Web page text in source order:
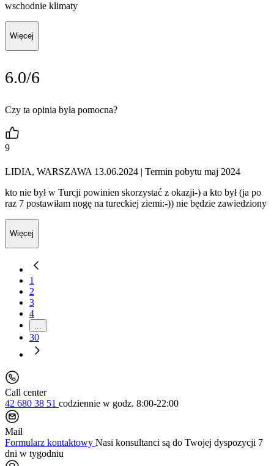
wschodnie klimaty
Więcej
6.0/6
Czy ta opinia była pomocna?
9
LIDIA, WARSZAWA 13.06.2024 | Termin pobytu maj 2024
kto nie był w Turcji powinien skorzystać z okazji-) a kto był (ja po
raz 7 postawiłam nogę na tureckiej ziemi:-)) nie będzie zawiedziony
Więcej
1
2
3
4
30
Call center
42 680 38 51 codziennie w godz. 8:00-22:00
Mail
Formularz kontaktowy Nasi konsultanci są do Twojej dyspozycji 7
dni w tygodniu